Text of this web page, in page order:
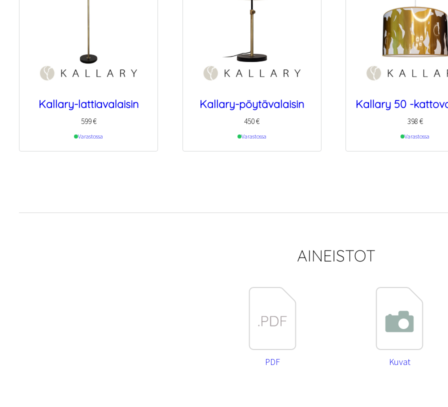
Kallary-lattiavalaisin
599€
Varastossa
Kallary-pöytävalaisin
450€
Varastossa
Kallary 50 -
398 €
Varastossa
AINEISTOT
PDF Kuvat